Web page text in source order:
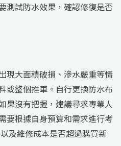
測試防水效果，確認修復是否
現大面積破損、滲水嚴重等情
或整個推車。自行更換防水布
果沒有把握，建議尋求專業人
要根據自身預算和需求進行考
及維修成本是否超過購買新